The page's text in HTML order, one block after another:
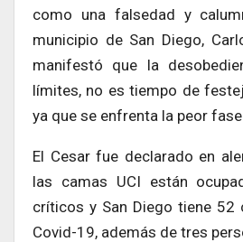
como una falsedad y
municipio de San Diego,
manifestó que la
límites, no es tiempo de
ya que se enfrenta la peor
El Cesar fue declarado en
las camas UCI están
críticos y San Diego tiene 52
Covid-19, además de tres